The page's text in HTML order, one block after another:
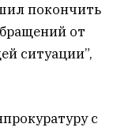
покончить
от
ситуации”,
с